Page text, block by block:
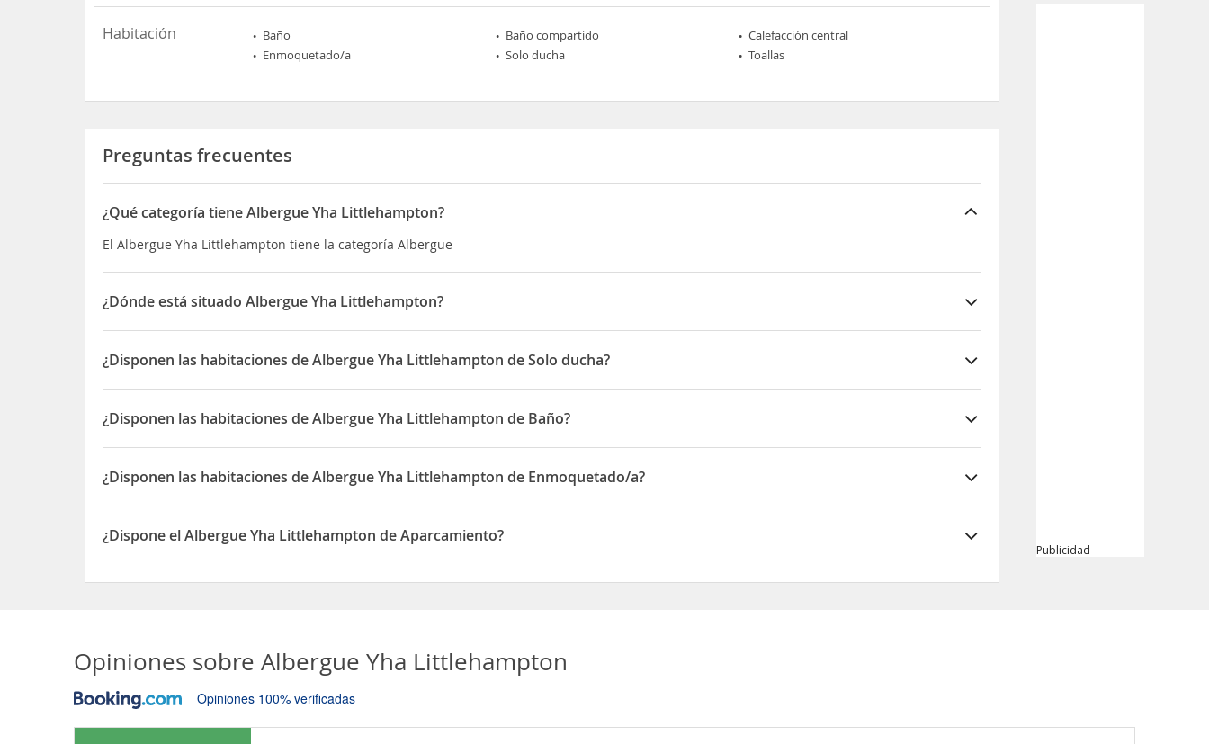
Habitación Baño Baño compartido
Calefacción central
Enmoquetado/a
Solo ducha Toallas
Preguntas frecuentes
¿Qué categoría tiene Albergue Yha Littlehampton?
El Albergue Yha Littlehampton tiene la categoría Albergue
¿Dónde está situado Albergue Yha Littlehampton?
El Albergue Yha Littlehampton está situado en 63 Surrey Street
¿Disponen las habitaciones de Albergue Yha Littlehampton de Solo ducha?
Sí, las habitaciones del Albergue Yha Littlehampton disponen de Solo ducha
¿Disponen las habitaciones de Albergue Yha Littlehampton de Baño?
Sí, las habitaciones del Albergue Yha Littlehampton disponen de Baño
¿Disponen las habitaciones de Albergue Yha Littlehampton de Enmoquetado/a?
Sí, las habitaciones del Albergue Yha Littlehampton disponen de Enmoquetado/a
¿Dispone el Albergue Yha Littlehampton de Aparcamiento?
Publicidad
Opiniones sobre Albergue Yha Littlehampton
Opiniones 100% verificadas